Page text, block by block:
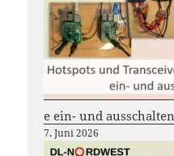
e ein- und ausschalten
7. Juni 2026